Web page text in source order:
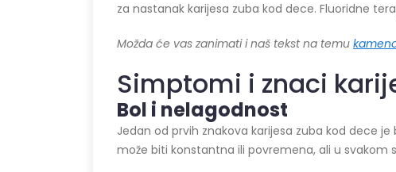
za nastanak karijesa zuba kod dece. Fluoridne
Možda će vas zanimati i naš tekst na temu
Simptomi i znaci
Bol i nelagodnost
Jedan od prvih znakova karijesa zuba kod dece
može biti konstantna ili povremena, ali u svakom